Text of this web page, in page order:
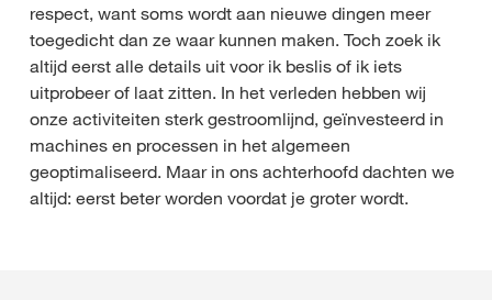
respect, want soms wordt aan nieuwe dingen meer
toegedicht dan ze waar kunnen maken. Toch zoek ik
altijd eerst alle details uit voor ik beslis of ik iets
uitprobeer of laat zitten. In het verleden hebben wij
onze activiteiten sterk gestroomlijnd, geïnvesteerd in
machines en processen in het algemeen
geoptimaliseerd. Maar in ons achterhoofd dachten we
altijd: eerst beter worden voordat je groter wordt.